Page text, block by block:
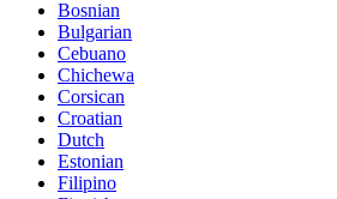
Bosnian
Bulgarian
Cebuano
Chichewa
Corsican
Croatian
Dutch
Estonian
Filipino